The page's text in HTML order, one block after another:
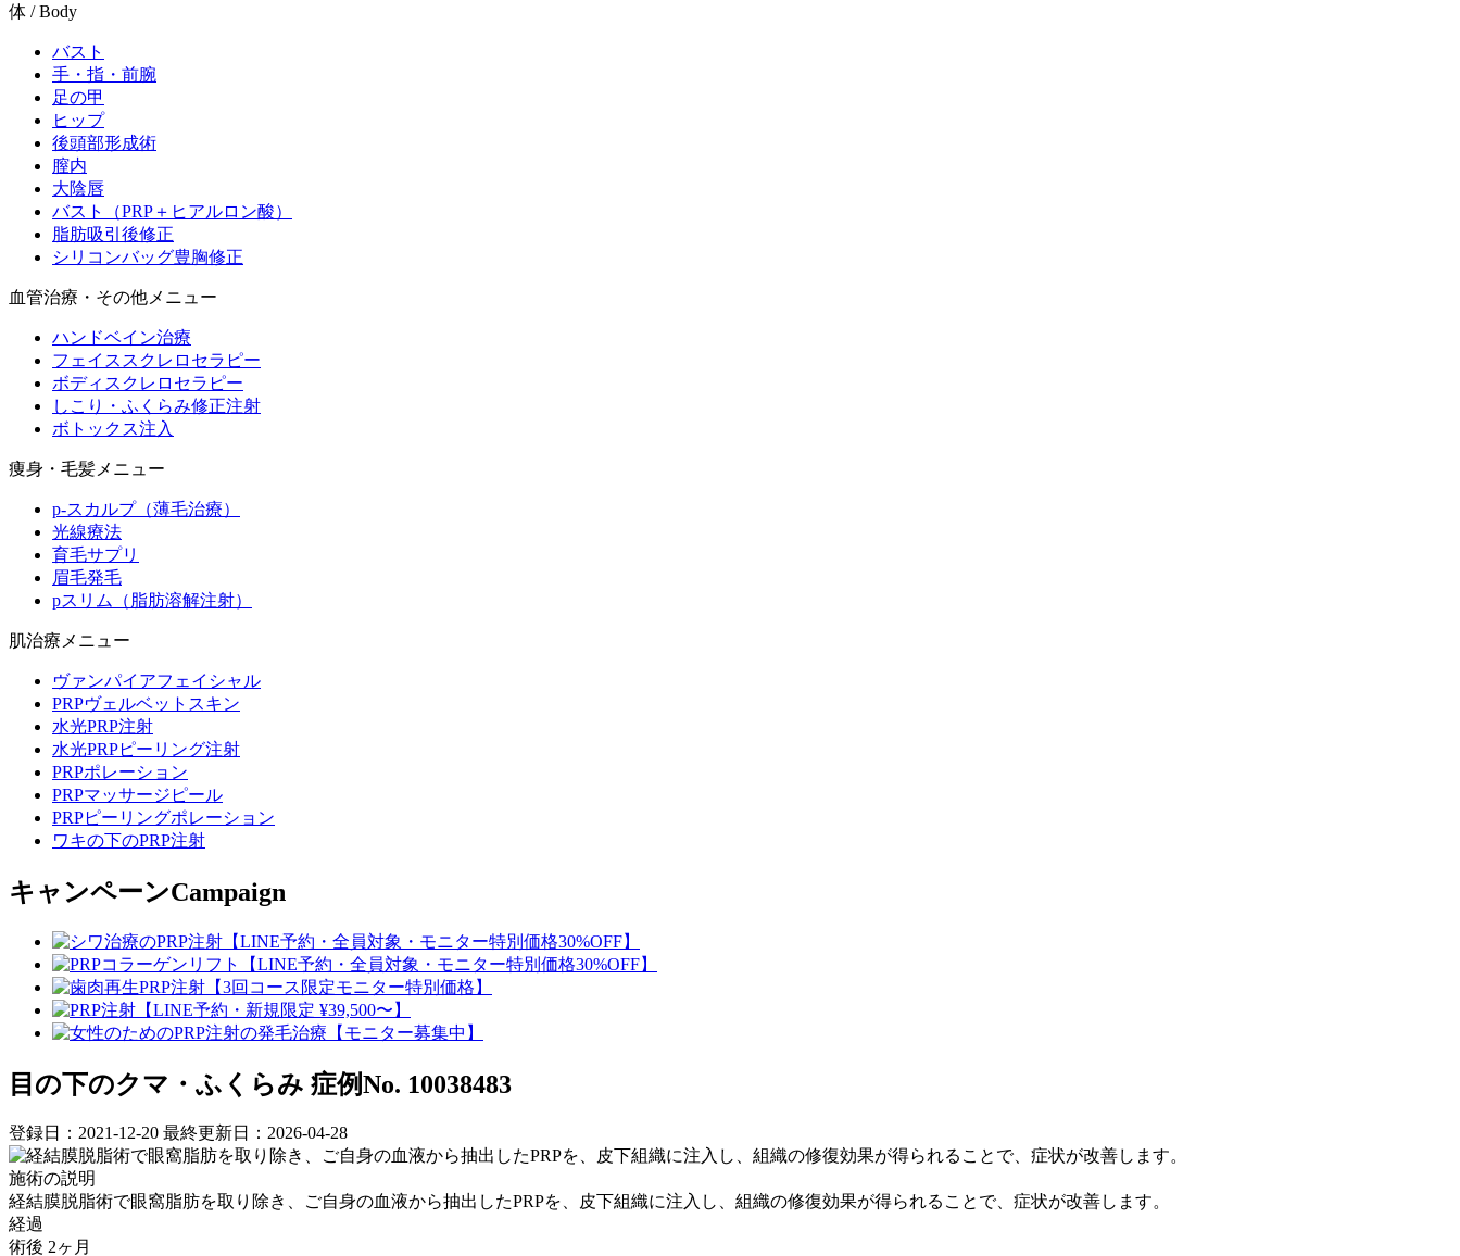
体 / Body
バスト
手・指・前腕
足の甲
ヒップ
後頭部形成術
膣内
大陰唇
バスト（PRP＋ヒアルロン酸）
脂肪吸引後修正
シリコンバッグ豊胸修正
血管治療・その他メニュー
ハンドベイン治療
フェイススクレロセラピー
ボディスクレロセラピー
しこり・ふくらみ修正注射
ボトックス注入
痩身・毛髪メニュー
p-スカルプ（薄毛治療）
光線療法
育毛サプリ
眉毛発毛
pスリム（脂肪溶解注射）
肌治療メニュー
ヴァンパイアフェイシャル
PRPヴェルベットスキン
水光PRP注射
水光PRPピーリング注射
PRPポレーション
PRPマッサージピール
PRPピーリングポレーション
ワキの下のPRP注射
キャンペーンCampaign
目の下のクマ・ふくらみ 症例No. 10038483
登録日：2021-12-20 最終更新日：2026-04-28
施術の説明
経結膜脱脂術で眼窩脂肪を取り除き、ご自身の血液から抽出したPRPを、皮下組織に注入し、組織の修復効果が得られることで、症状が改善します。
経過
術後 2ヶ月